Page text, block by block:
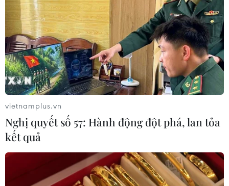
vietnamplus.vn
Nghị quyết số 57: Hành động đột phá, lan tỏa
kết quả